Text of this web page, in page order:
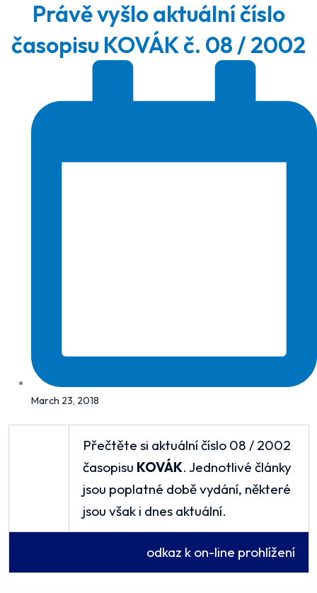
Právě vyšlo aktuální číslo
časopisu KOVÁK č. 08 / 2002
March 23, 2018
Přečtěte si aktuální číslo 08 / 2002
časopisu KOVÁK. Jednotlivé články
jsou poplatné době vydání, některé
jsou však i dnes aktuální.
odkaz k on-line prohlížení